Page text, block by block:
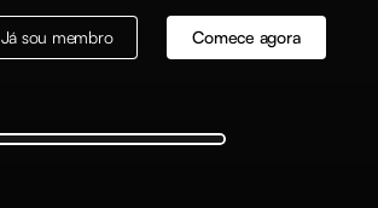
Já sou membro Comece agora